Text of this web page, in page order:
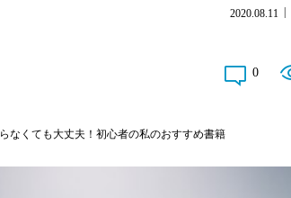
2020.08.11
0
なくても大丈夫！初心者の私のおすすめ書籍